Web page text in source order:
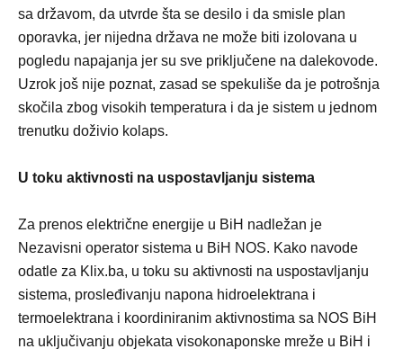
sa državom, da utvrde šta se desilo i da smisle plan
oporavka, jer nijedna država ne može biti izolovana u
pogledu napajanja jer su sve priključene na dalekovode.
Uzrok još nije poznat, zasad se spekuliše da je potrošnja
skočila zbog visokih temperatura i da je sistem u jednom
trenutku doživio kolaps.
U toku aktivnosti na uspostavljanju sistema
Za prenos električne energije u BiH nadležan je
Nezavisni operator sistema u BiH NOS. Kako navode
odatle za Klix.ba, u toku su aktivnosti na uspostavljanju
sistema, prosleđivanju napona hidroelektrana i
termoelektrana i koordiniranim aktivnostima sa NOS BiH
na uključivanju objekata visokonaponske mreže u BiH i